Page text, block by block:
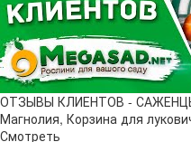
ОТЗЫВЫ КЛИЕНТОВ -
Магнолия, Корзина для
Смотреть